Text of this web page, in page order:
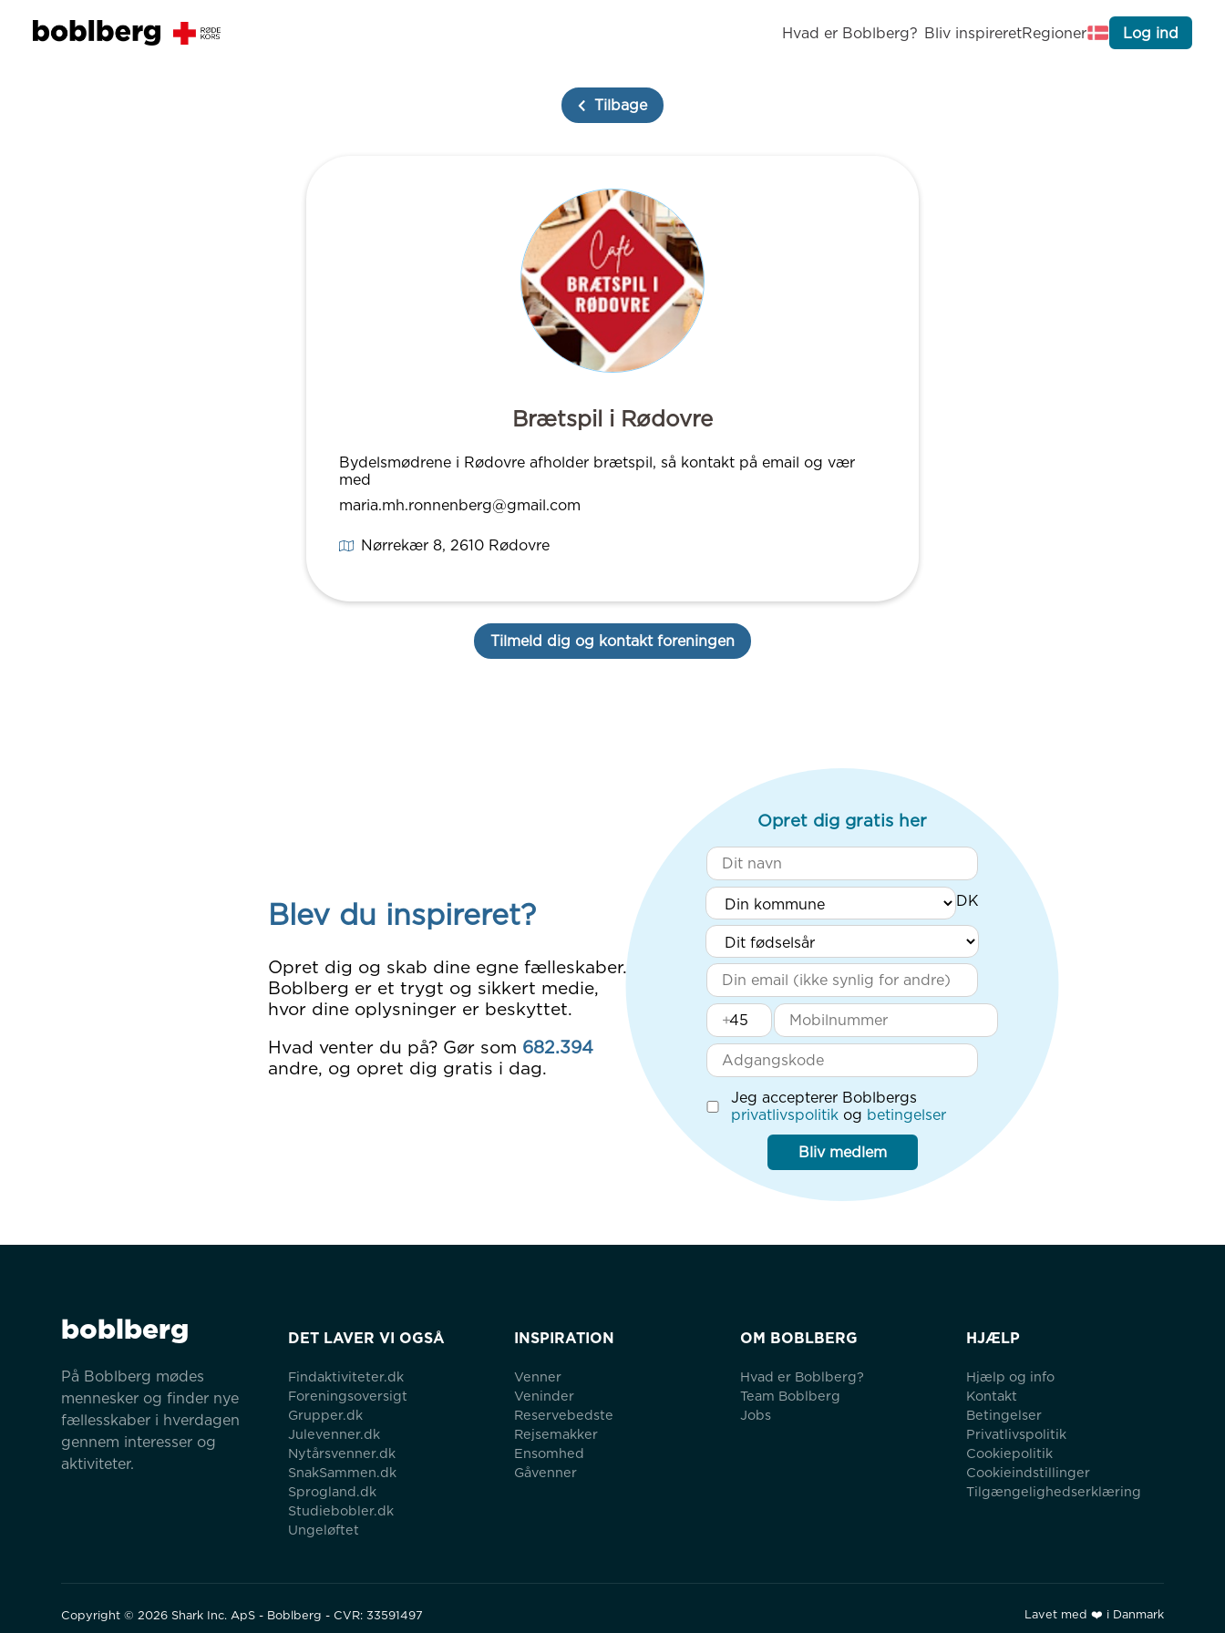
Hvad er Boblberg? Bliv inspireretRegioner Log ind
Tilbage
Brætspil i Rødovre
Bydelsmødrene i Rødovre afholder brætspil, så kontakt på email og vær
med
maria.mh.ronnenberg@gmail.com
Nørrekær 8, 2610Rødovre
Tilmeld dig og kontakt foreningen
Blev du inspireret?
Opret dig og skab dine egne fælleskaber.
Boblberg er et trygt og sikkert medie,
hvor dine oplysninger er beskyttet.
Hvad venter du på? Gør som 682.394
andre, og opret dig gratis i dag.
Opret dig gratis her
+
Jeg accepterer Boblbergs
privatlivspolitik og betingelser
Bliv medlem
boblberg
På Boblberg mødes
mennesker og finder nye
fællesskaber i hverdagen
gennem interesser og
aktiviteter.
DET LAVER VI OGSÅ
Findaktiviteter.dk
Foreningsoversigt
Grupper.dk
Julevenner.dk
Nytårsvenner.dk
SnakSammen.dk
Sprogland.dk
Studiebobler.dk
Ungeløftet
INSPIRATION
Venner
Veninder
Reservebedste
Rejsemakker
Ensomhed
Gåvenner
OM BOBLBERG
Hvad er Boblberg?
Team Boblberg
Jobs
HJÆLP
Hjælp og info
Kontakt
Betingelser
Privatlivspolitik
Cookiepolitik
Cookieindstillinger
Tilgængelighedserklæring
Copyright ©2026 Shark Inc. ApS - Boblberg - CVR: 33591497 Lavet med ❤️ i Danmark